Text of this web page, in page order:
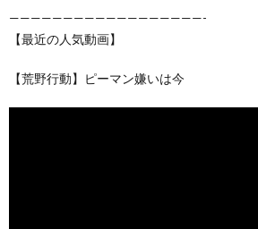
——————————————————-
【最近の人気動画】
【荒野行動】ピーマン嫌いは今